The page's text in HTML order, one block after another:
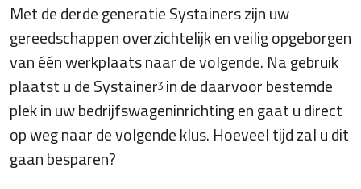
Met de derde generatie Systainers zijn uw
gereedschappen overzichtelijk en veilig opgeborgen
van één werkplaats naar de volgende. Na gebruik
plaatst u de Systainerᶾ in de daarvoor bestemde
plek in uw bedrijfswageninrichting en gaat u direct
op weg naar de volgende klus. Hoeveel tijd zal u dit
gaan besparen?